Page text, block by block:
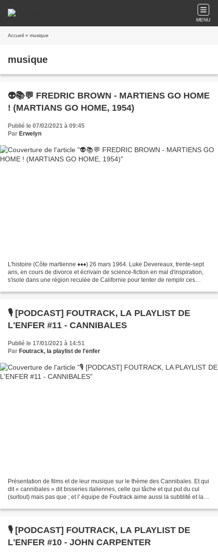
MENU
Accueil » musique
musique
👽📚💬 FREDRIC BROWN - MARTIENS GO HOME
! (MARTIANS GO HOME, 1954)
Publié le 07/02/2021 à 09:45
Par Erwelyn
L'histoire (Côte martienne ♦♦♦) 26 mars 1964. Luke Devereaux, trente-sept
ans, en cours de divorce et écrivain de science-fiction en mal d'inspiration,
s'isole dans une région reculée de Californie pour tenter de remplir ces
🎙️ [PODCAST] FOUTRACK, LA PLAYLIST DE
L'ENFER #11 - CANNIBALES
Publié le 17/01/2021 à 14:51
Par Foutrack, la playlist de l'enfer
Présentation de films et de leur musique sur le thème des Cannibales. Et qui
dit « cannibales » dit bisseries italiennes, celle qui tâche et qui put du cul
(surtout) mais pas que ; et l' équipe de Foutrack aime aussi la subtilité et la
🎙️ [PODCAST] FOUTRACK, LA PLAYLIST DE
L'ENFER #10 - JOHN CARPENTER